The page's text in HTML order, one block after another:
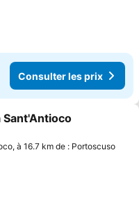
Consulter les prix
à mes favoris
Sant'Antioco
à 16.7 km de : Portoscuso